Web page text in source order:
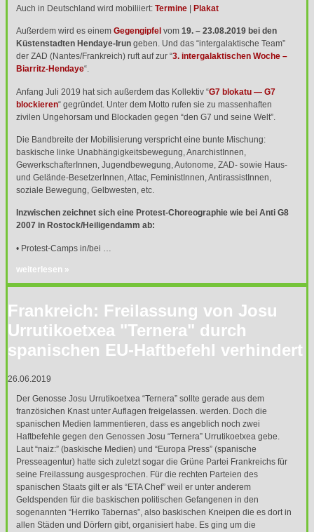
Auch in Deutschland wird mobiliiert:Termine |Plakat
Außerdem wird es einemGegengipfel vom19. – 23.08.2019 bei den
Küstenstadten Hendaye-Irun geben. Und das “intergalaktische Team”
derZAD (Nantes/Frankreich) ruft auf zur “3. intergalaktischen Woche –
Biarritz-Hendaye“.
Anfang Juli 2019 hat sich außerdem das Kollektiv “G7 blokatu — G7
blockieren“ gegründet. Unter dem Motto rufen sie zu massenhaften
zivilen Ungehorsam und Blockaden gegen “den G7 und seine Welt”.
Die Bandbreite der Mobilisierung verspricht eine bunte Mischung:
baskische linke Unabhängigkeitsbewegung, AnarchistInnen,
GewerkschafterInnen, Jugendbewegung, Autonome,ZAD- sowie Haus-
und Gelände-BesetzerInnen, Attac, FeministInnen, AntirassistInnen,
soziale Bewegung, Gelbwesten, etc.
Inzwischen zeichnet sich eine Protest-Choreographie wie bei Anti G8
2007 in Rostock/Heiligendamm ab:
• Protest-Camps in/bei …
weiterlesen »
Frankreich: Freilassung von Josu
Urrutikoetxea "Ternera" durch
spanischen EU-Haftbefehl verhindert
26.06.2019
Der Genosse Josu Urrutikoetxea “Ternera” sollte gerade aus dem
französichen Knast unter Auflagen freigelassen. werden. Doch die
spanischen Medien lammentieren, dass es angeblich noch zwei
Haftbefehle gegen den Genossen Josu “Ternera” Urrutikoetxea gebe.
Laut “naiz:” (baskische Medien) und “Europa Press” (spanische
Presseagentur) hatte sich zuletzt sogar die Grüne Partei Frankreichs für
seine Freilassung ausgesprochen. Für die rechten Parteien des
spanischen Staats gilt er als “ETAChef” weil er unter anderem
Geldspenden für die baskischen politischen Gefangenen in den
sogenannten “Herriko Tabernas”, also baskischen Kneipen die es dort in
allen Städen und Dörfern gibt, organisiert habe. Es ging um die